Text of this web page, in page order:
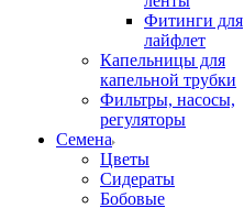
Фитинги для
лайфлет
Капельницы для
капельной трубки
Фильтры, насосы,
регуляторы
Семена
Цветы
Сидераты
Бобовые